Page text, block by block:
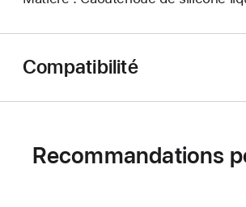
Compatibilité
Recommandations